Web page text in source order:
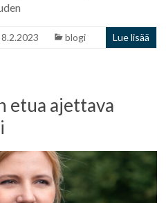
8.2.2023 blogi Lue lisää
etua ajettava